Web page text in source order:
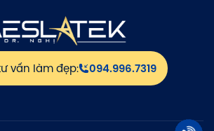
vấn làm đẹp: 094.996.7319